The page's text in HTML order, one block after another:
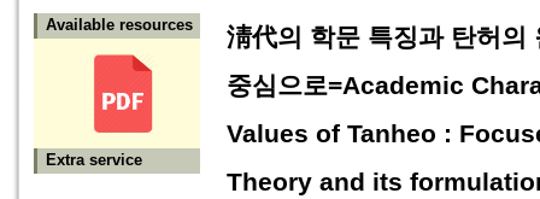
Available resources
Extra service
淸代의 학문 특징과 탄허의
중심으로=Academic
Values of Tanheo :
Theory and its